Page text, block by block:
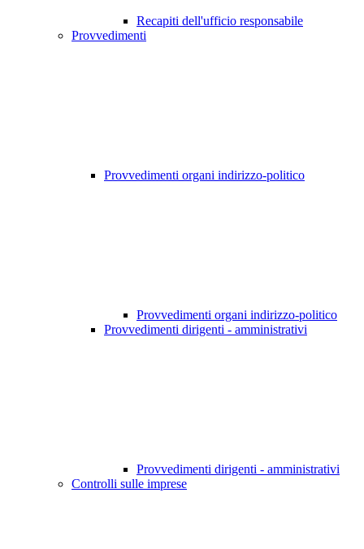
Recapiti dell'ufficio responsabile
Provvedimenti
Provvedimenti organi indirizzo-politico
Provvedimenti organi indirizzo-politico
Provvedimenti dirigenti - amministrativi
Provvedimenti dirigenti - amministrativi
Controlli sulle imprese